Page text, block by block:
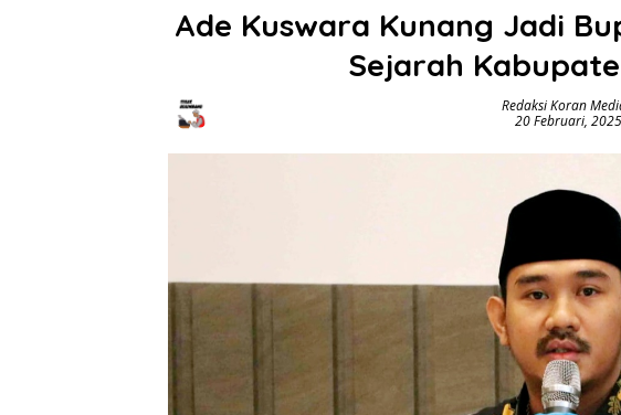
Ade Kuswara Kunang Jadi
Sejarah
Redaksi Koran
20 Februari, 2025